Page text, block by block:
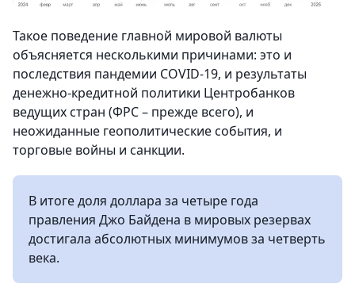
Такое поведение главной мировой валюты
объясняется несколькими причинами: это и
последствия пандемии COVID-19, и результаты
денежно-кредитной политики Центробанков
ведущих стран (ФРС – прежде всего), и
неожиданные геополитические события, и
торговые войны и санкции.
В итоге доля доллара за четыре года
правления Джо Байдена в мировых резервах
достигала абсолютных минимумов за четверть
века.